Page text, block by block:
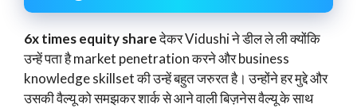
6x times equity shareदेकर Vidushi ने डील ले ली क्योंकि
उन्हें पता है market penetration करने और business
knowledge skillset की उन्हें बहुत जरुरत है। उन्होंने हर मुद्दे और
उसकी वैल्यू को समझकर शार्क से आने वाली बिज़नेस वैल्यू के साथ